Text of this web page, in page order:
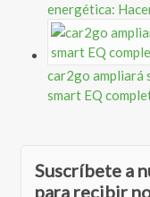
energética:
car2go ampliará
smart EQ
Suscríbete a
para recibir